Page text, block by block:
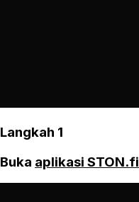
Langkah 1
Buka aplikasi STON.fi